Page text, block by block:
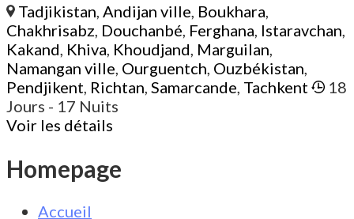
Tadjikistan Andijan ville Boukhara
Chakhrisabz Douchanbé Ferghana Istaravchan
Kakand Khiva Khoudjand Marguilan
Namangan ville Ourguentch Ouzbékistan
Pendjikent Richtan Samarcande Tachkent
18
Jours - 17 Nuits
Voir les détails
Homepage
Accueil